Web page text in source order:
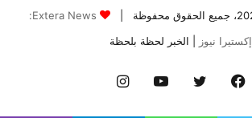
Extera News:
إكستيرا نيوز
| الخبر لحظة بلحظة
فيسبوك تويتر يوتيوب